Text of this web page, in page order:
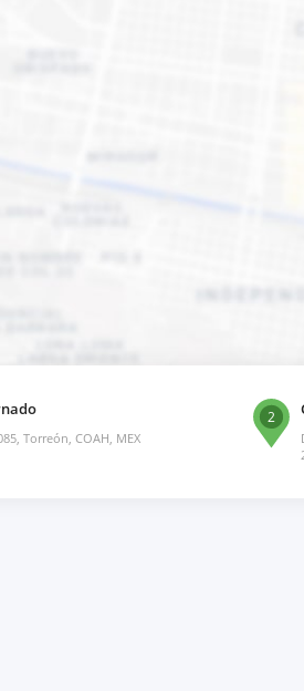
Torreón, COAH, MEX
2